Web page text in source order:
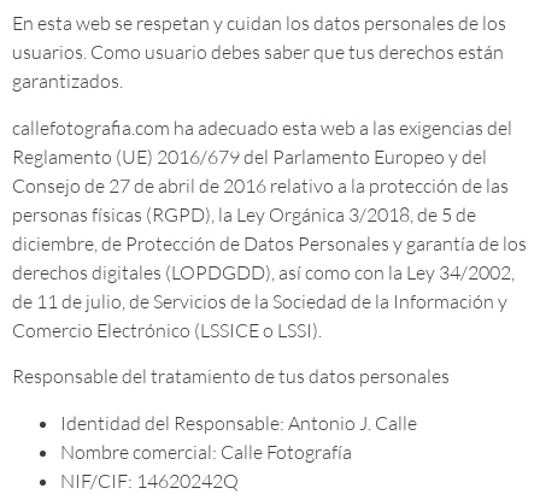
En esta web se respetan y cuidan los datos personales de los
usuarios. Como usuario debes saber que tus derechos están
garantizados.
callefotografia.com ha adecuado esta web a las exigencias del
Reglamento (UE) 2016/679 del Parlamento Europeo y del
Consejo de 27 de abril de 2016 relativo a la protección de las
personas físicas (RGPD), la Ley Orgánica 3/2018, de 5 de
diciembre, de Protección de Datos Personales y garantía de los
derechos digitales (LOPDGDD), así como con la Ley 34/2002,
de 11 de julio, de Servicios de la Sociedad de la Información y
Comercio Electrónico (LSSICE o LSSI).
Responsable del tratamiento de tus datos personales
Identidad del Responsable: Antonio J. Calle
Nombre comercial: Calle Fotografía
NIF/CIF: 14620242Q